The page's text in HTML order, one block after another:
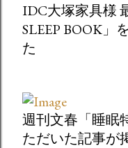
IDC大塚家具様
SLEEP BOOK」
た
週刊文春「睡眠
ただいた記事が